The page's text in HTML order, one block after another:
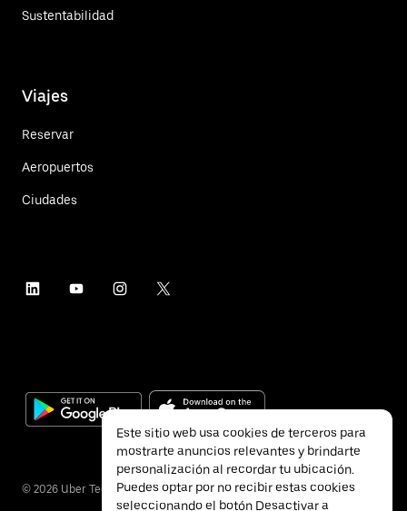
Sustentabilidad
Viajes
Reservar
Aeropuertos
Ciudades
© 2026 Uber Technologies Inc.
Este sitio web usa cookies de terceros para
mostrarte anuncios relevantes y brindarte
personalización al recordar tu ubicación.
Puedes optar por no recibir estas cookies
seleccionando el botón Desactivar a